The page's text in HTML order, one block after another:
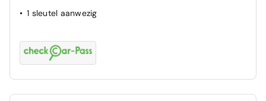
1 sleutel aanwezig